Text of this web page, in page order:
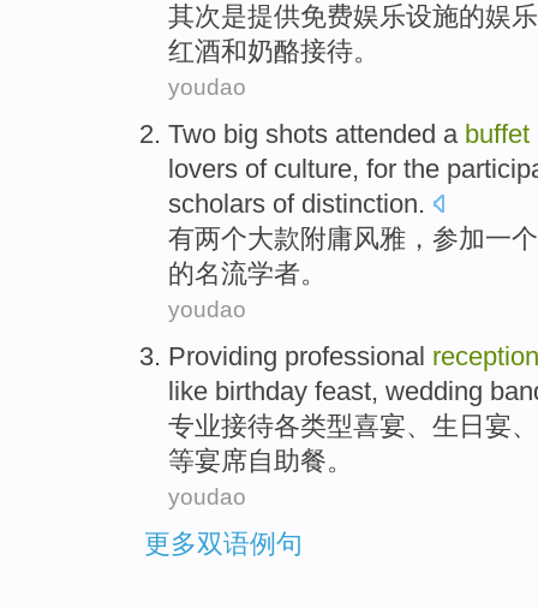
其次是提供免费娱乐设施的娱
红酒和奶酪接待。
youdao
Two big shots attended a buffet
lovers ofculture, for the
scholars of distinction.
有两个大款附庸风雅， 参加一个
的名流学者。
youdao
Providing professional reception
like birthday feast, wedding
专业接待各类型喜宴、 生日宴
等宴席自助餐。
youdao
更多双语例句